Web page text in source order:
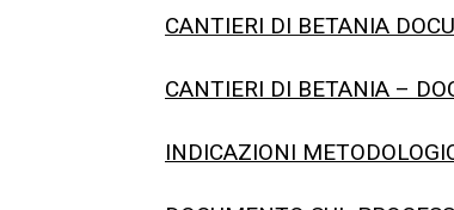
CANTIERI DI BETANIA
CANTIERI DI BETANIA –
INDICAZIONI